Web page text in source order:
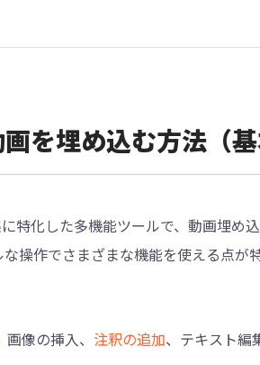
を埋め込む方法（基
特化した多機能ツールで、動画埋め
操作でさまざまな機能を使える点が
像の挿入、 注釈の追加、テキスト編